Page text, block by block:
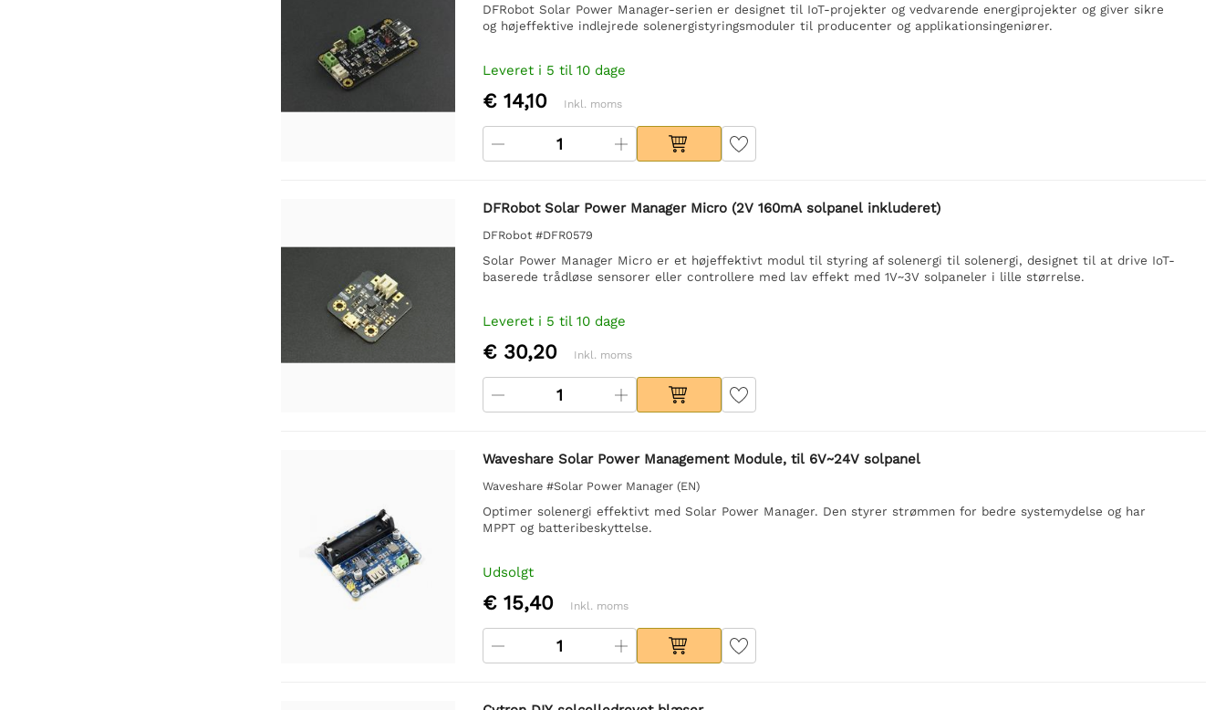
DFRobot Solar Power Manager-serien er designet til IoT-projekter og vedvarende energiprojekter og giver sikre
og højeffektive indlejrede solenergistyringsmoduler til producenter og applikationsingeniører.
Leveret i 5 til 10 dage
€ 14,10 Inkl. moms
DFRobot Solar Power Manager Micro (2V 160mA solpanel inkluderet)
DFRobot #DFR0579
Solar Power Manager Micro er et højeffektivt modul til styring af solenergi til solenergi, designet til at drive IoT-
baserede trådløse sensorer eller controllere med lav effekt med 1V~3V solpaneler i lille størrelse.
Leveret i 5 til 10 dage
€ 30,20 Inkl. moms
Waveshare Solar Power Management Module, til 6V~24V solpanel
Waveshare #Solar Power Manager (EN)
Optimer solenergi effektivt med Solar Power Manager. Den styrer strømmen for bedre systemydelse og har
MPPT og batteribeskyttelse.
Udsolgt
€ 15,40 Inkl. moms